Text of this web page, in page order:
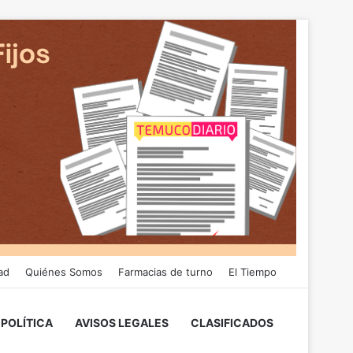
Quiénes Somos Farmacias de turno El Tiempo
POLÍTICA AVISOS LEGALES CLASIFICADOS